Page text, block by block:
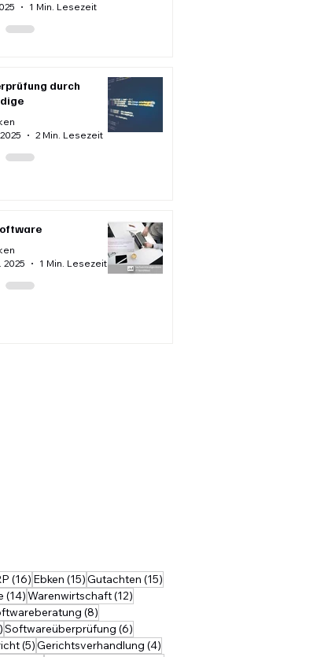
1 Min. Lesezeit
durch
2 Min. Lesezeit
2025
1 Min. Lesezeit
Beiträge
(16) 16 Beiträge
Ebken (15)15 Beiträge
Gutachten (15)
(14)14 Beiträge
Warenwirtschaft(12)
(8)
6 Beiträge
Softwareüberprüfung (6)
(5)5 Beiträge
Gerichtsverhandlung (4)